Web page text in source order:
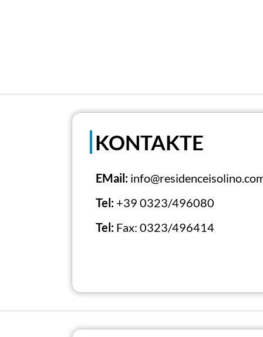
KONTAKTE
EMail:
Tel: +39 0323/496080
Tel: Fax: 0323/496414